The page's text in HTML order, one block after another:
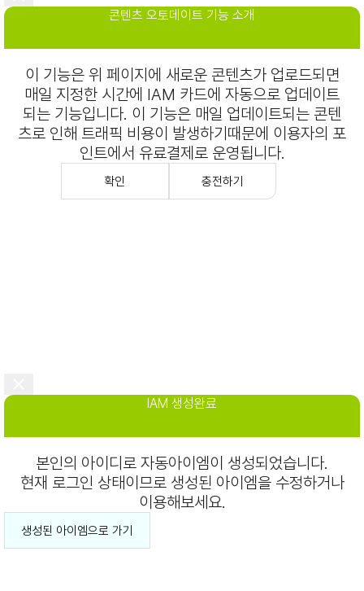
콘텐츠 오토데이트 기능 소개
이 기능은 위 페이지에 새로운 콘텐츠가 업로드되면
매일 지정한 시간에 IAM 카드에 자동으로 업데이트
되는 기능입니다. 이 기능은 매일 업데이트되는 콘텐
츠로 인해 트래픽 비용이 발생하기때문에 이용자의 포
인트에서 유료결제로 운영됩니다.
확인 충전하기
IAM 생성완료
본인의 아이디로 자동아이엠이 생성되었습니다.
현재 로그인 상태이므로 생성된 아이엠을 수정하거나
이용해보세요.
생성된 아이엠으로 가기